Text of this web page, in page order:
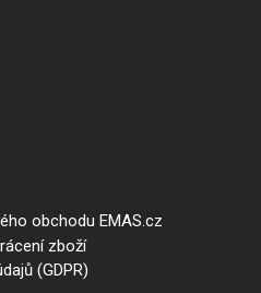
obchodu EMAS.cz
zboží
(GDPR)